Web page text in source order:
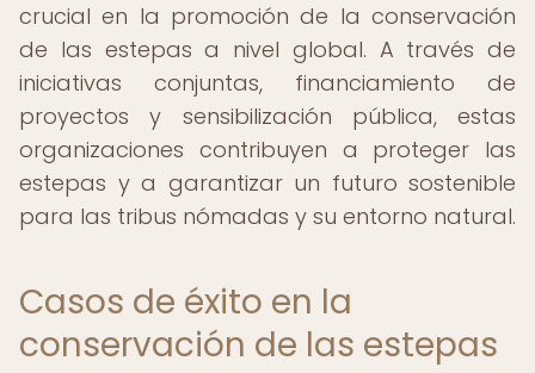
crucial en la promoción de la conservación
de las estepas a nivel global. A través de
iniciativas conjuntas, financiamiento de
proyectos y sensibilización pública, estas
organizaciones contribuyen a proteger las
estepas y a garantizar un futuro sostenible
para las tribus nómadas y su entorno natural.
Casos de éxito en la
conservación de las estepas